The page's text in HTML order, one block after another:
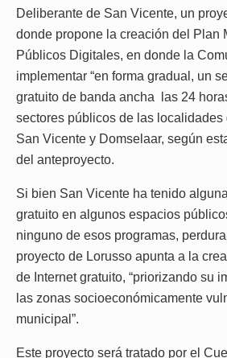
Deliberante de San Vicente, un
donde propone la creación del Plan
Públicos Digitales, en donde la
implementar “en forma gradual, un
gratuito de banda ancha las 24
sectores públicos de las localidades
San Vicente y Domselaar, según
del anteproyecto.
Si bien San Vicente ha tenido
gratuito en algunos espacios
ninguno de esos programas,
proyecto de Lorusso apunta a la
de Internet gratuito, “priorizando su
las zonas socioeconómicamente
municipal”.
Este proyecto será tratado por el